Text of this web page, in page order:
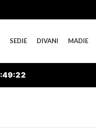
SEDIE DIVANI MADIE
:49:22